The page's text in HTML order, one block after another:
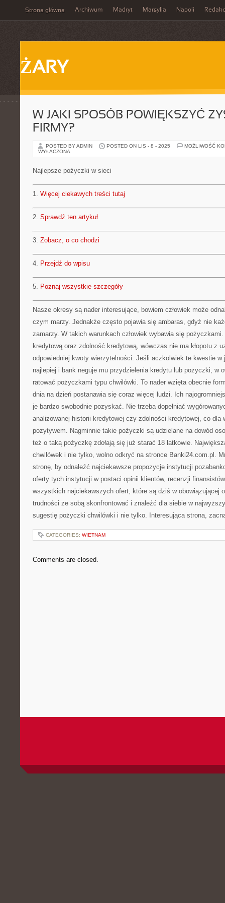
Strona główna Archiwum Madryt Marsylia Napoli
ŻARY
W JAKI SPOSÓB POWIĘKSZYĆ
FIRMY?
POSTED BY ADMIN POSTED ON LIS - 8 - 2025
MOŻLIWOŚĆ
WYŁĄCZONA
Najlepsze pożyczki w sieci
1. Więcej ciekawych treści tutaj
2. Sprawdź ten artykuł
3. Zobacz, o co chodzi
4. Przejdź do wpisu
5. Poznaj wszystkie szczegóły
Nasze okresy są nader interesujące, bowiem człowiek może
czym marzy. Jednakże często pojawia się ambaras, gdyż nie
zamarzy. W takich warunkach człowiek wybawia się
kredytową oraz zdolność kredytową, wówczas nie ma kłopotu z
odpowiedniej kwoty wierzytelności. Jeśli aczkolwiek te kwestie w
najlepiej i bank neguje mu przydzielenia kredytu lub pożyczki, w
ratować pożyczkami typu chwilówki. To nader wzięta obecnie
dnia na dzień postanawia się coraz więcej ludzi. Ich
je bardzo swobodnie pozyskać. Nie trzeba dopełniać
analizowanej historii kredytowej czy zdolności kredytowej, co dla
pozytywem. Nagminnie takie pożyczki są udzielane na dowód
też o taką pożyczkę zdołają się już starać 18 latkowie.
chwilówek i nie tylko, wolno odkryć na stronce Banki24.com.pl.
stronę, by odnaleźć najciekawsze propozycje instytucji
oferty tych instytucji w postaci opinii klientów, recenzji
wszystkich najciekawszych ofert, które są dziś w obowiązującej
trudności ze sobą skonfrontować i znaleźć dla siebie w
sugestię pożyczki chwilówki i nie tylko. Interesująca strona,
CATEGORIES: WIETNAM
Comments are closed.